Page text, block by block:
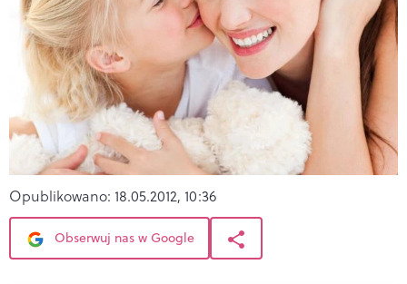
Opublikowano: 18.05.2012, 10:36
Obserwuj nas w Google